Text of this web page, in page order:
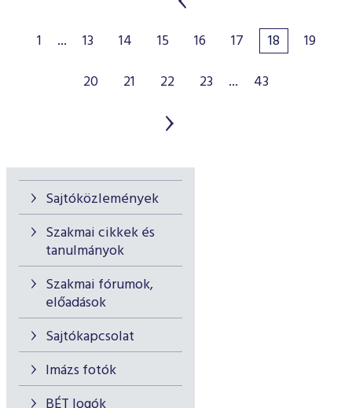
Sajtóközlemények
Szakmai cikkek és
tanulmányok
Szakmai fórumok,
előadások
Sajtókapcsolat
Imázs fotók
1 ... 13 14 15 16 17 18
19
20
21 22 23 ... 43